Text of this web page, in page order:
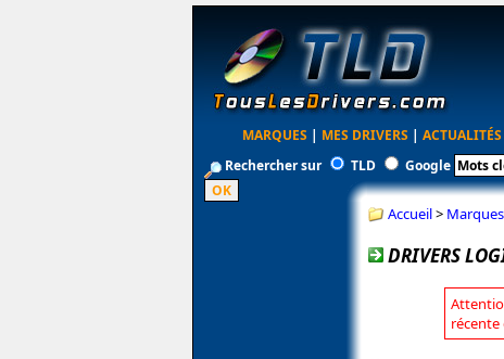
MARQUES | MES DRIVERS | ACTUALITÉS
Rechercher sur
TLD Google
Accueil> Marques
DRIVERS